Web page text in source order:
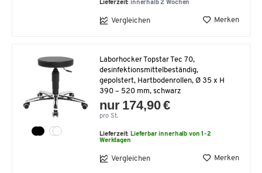
Lieferzeit: innerhalb 2 Wochen
Vergleichen Merken
Laborhocker Topstar Tec 70,
desinfektionsmittelbeständig,
gepolstert, Hartbodenrollen, Ø 35 x H
390 – 520 mm, schwarz
nur 174,90 €
pro St.
Lieferzeit:Lieferbar innerhalb von 1-2
Werktagen
Vergleichen Merken